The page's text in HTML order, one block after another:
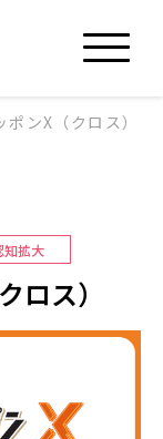
ンX（クロス）
知拡大
ロス）